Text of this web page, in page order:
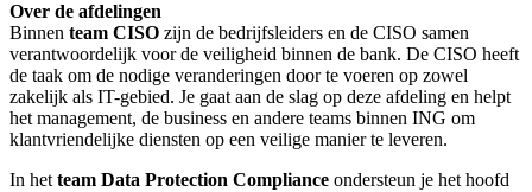
Over de afdelingen
Binnen team CISO zijn de bedrijfsleiders en de CISO samen
verantwoordelijk voor de veiligheid binnen de bank. De CISO heeft
de taak om de nodige veranderingen door te voeren op zowel
zakelijk als IT-gebied. Je gaat aan de slag op deze afdeling en helpt
het management, de business en andere teams binnen ING om
klantvriendelijke diensten op een veilige manier te leveren.
In het team Data Protection Compliance ondersteun je het hoofd